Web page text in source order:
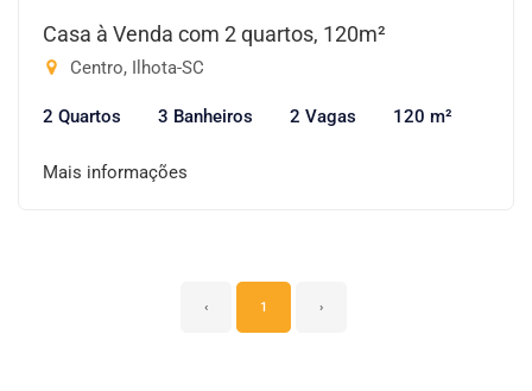
Casa à Venda com 2 quartos, 120m²
Centro, Ilhota-SC
2 Quartos 3 Banheiros 2 Vagas 120 m²
Mais informações
‹ 1 ›